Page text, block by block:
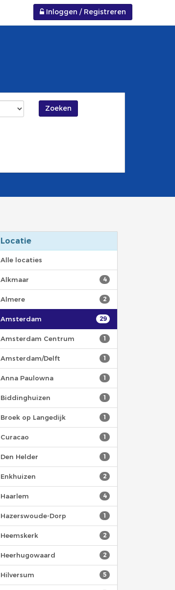
Inloggen / Registreren
Zoeken
Locatie
Alle locaties
4
Alkmaar
2
Almere
29
Amsterdam
1
Amsterdam Centrum
1
Amsterdam/Delft
1
Anna Paulowna
1
Biddinghuizen
1
Broek op Langedijk
1
Curacao
1
Den Helder
2
Enkhuizen
4
Haarlem
1
Hazerswoude-Dorp
2
Heemskerk
2
Heerhugowaard
5
Hilversum